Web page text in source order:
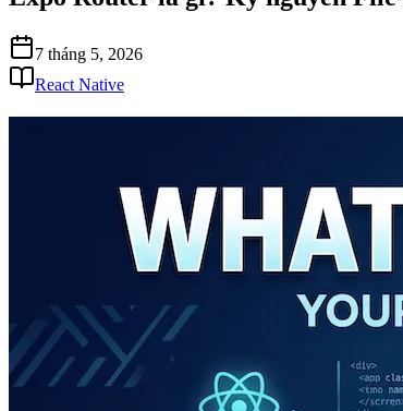
7 tháng 5, 2026
React Native